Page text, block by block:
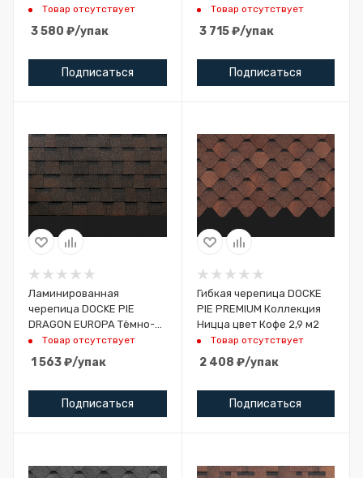
Товар отсутствует
3 580 ₽/упак
Подписаться
Товар отсутствует
3 715₽/упак
Подписаться
Ламинированная
черепица DOCKE PIE
DRAGON EUROPA Тёмно-
коричневый 2,38 м2
Товар отсутствует
1 563₽/упак
Подписаться
Гибкая черепица DOCKE
PIE PREMIUM Коллекция
Ницца цвет Кофе 2,9 м2
Товар отсутствует
2 408 ₽/упак
Подписаться